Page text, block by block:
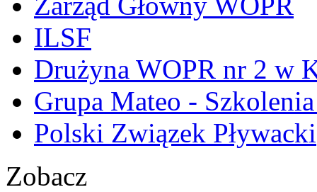
ILSF
Drużyna WOPR nr 2 w
Grupa Mateo -
Polski Związek Pływacki
Zobacz